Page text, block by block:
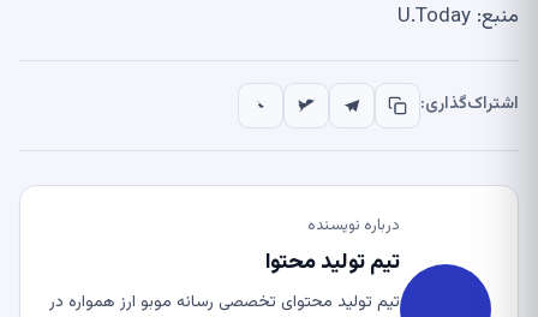
منبع: U.Today
اشتراک‌گذاری:
درباره نویسنده
تیم تولید محتوا
تیم تولید محتوای تخصصی رسانه موبو ارز همواره در